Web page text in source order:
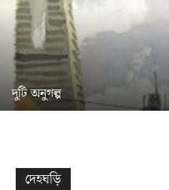
দুটি অনুগল্প
দেহঘড়ি